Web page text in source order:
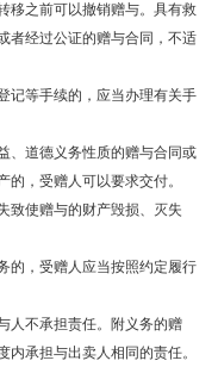
移之前可以撤销赠与。具有救
者经过公证的赠与合同，不适
记等手续的，应当办理有关手
、道德义务性质的赠与合同或
，受赠人可以要求交付。
致使赠与的财产毁损、灭失
的，受赠人应当按照约定履行
人不承担责任。附义务的赠
承担与出卖人相同的责任。